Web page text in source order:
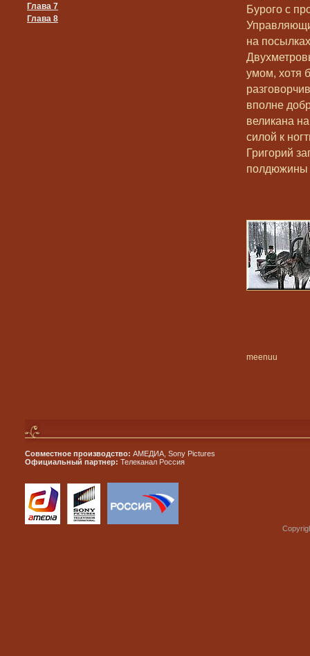
Глава 7
Глава 8
Бурого с
на
умом, хотя
вполне
великана
силой к
Григорий
полдюжины
meenuu
Совместное производство: АМЕДИА, Sony Pictures
Официальный партнер: Телеканал Россия